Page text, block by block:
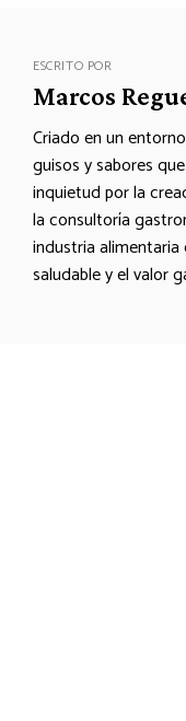
ESCRITO POR
Marcos
Criado en un
guisos y sabores
inquietud por la
la consultoría
industria
saludable y el valor